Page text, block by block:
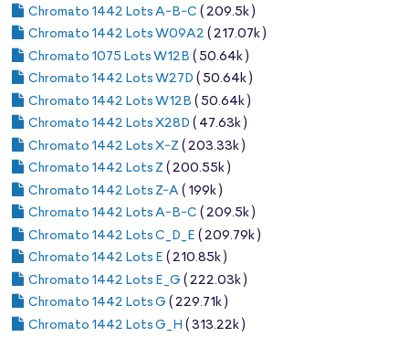
Chromato 1442 Lots A-B-C ( 209.5k )
Chromato 1442 Lots W09A2 ( 217.07k )
Chromato 1075 Lots W12B ( 50.64k )
Chromato 1442 Lots W27D ( 50.64k )
Chromato 1442 Lots W12B ( 50.64k )
Chromato 1442 Lots X28D ( 47.63k )
Chromato 1442 Lots X-Z ( 203.33k )
Chromato 1442 Lots Z ( 200.55k )
Chromato 1442 Lots Z-A( 199k )
Chromato 1442 Lots A-B-C ( 209.5k )
Chromato 1442 Lots C_D_E ( 209.79k )
Chromato 1442 Lots E ( 210.85k )
Chromato 1442 Lots E_G ( 222.03k )
Chromato 1442 Lots G ( 229.71k )
Chromato 1442 Lots G_H ( 313.22k )